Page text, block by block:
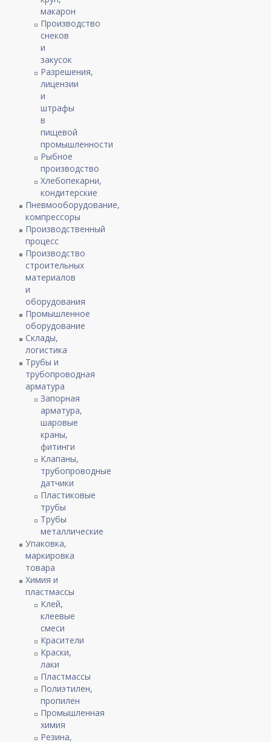
макарон
Производство
снеков
и
закусок
Разрешения,
лицензии
и
штрафы
в
пищевой
промышленности
Рыбное
производство
Хлебопекарни,
кондитерские
Пневмооборудование,
компрессоры
Производственный
процесс
Производство
строительных
материалов
и
оборудования
Промышленное
оборудование
Склады,
логистика
Трубы и
трубопроводная
арматура
Запорная
арматура,
шаровые
краны,
фитинги
Клапаны,
трубопроводные
датчики
Пластиковые
трубы
Трубы
металлические
Упаковка,
маркировка
товара
Химия и
пластмассы
Клей,
клеевые
смеси
Красители
Краски,
лаки
Пластмассы
Полиэтилен,
пропилен
Промышленная
химия
Резина,